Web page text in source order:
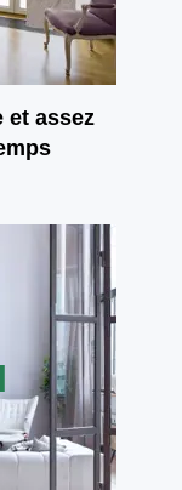
et assez